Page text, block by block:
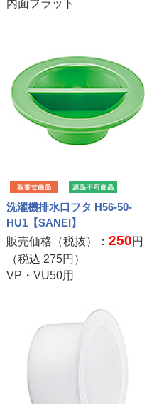
内面フラット
洗濯機排水口フタ H56-50-
HU1【SANEI】
販売価格（税抜）： 250円
（税込 275円）
VP・VU50用